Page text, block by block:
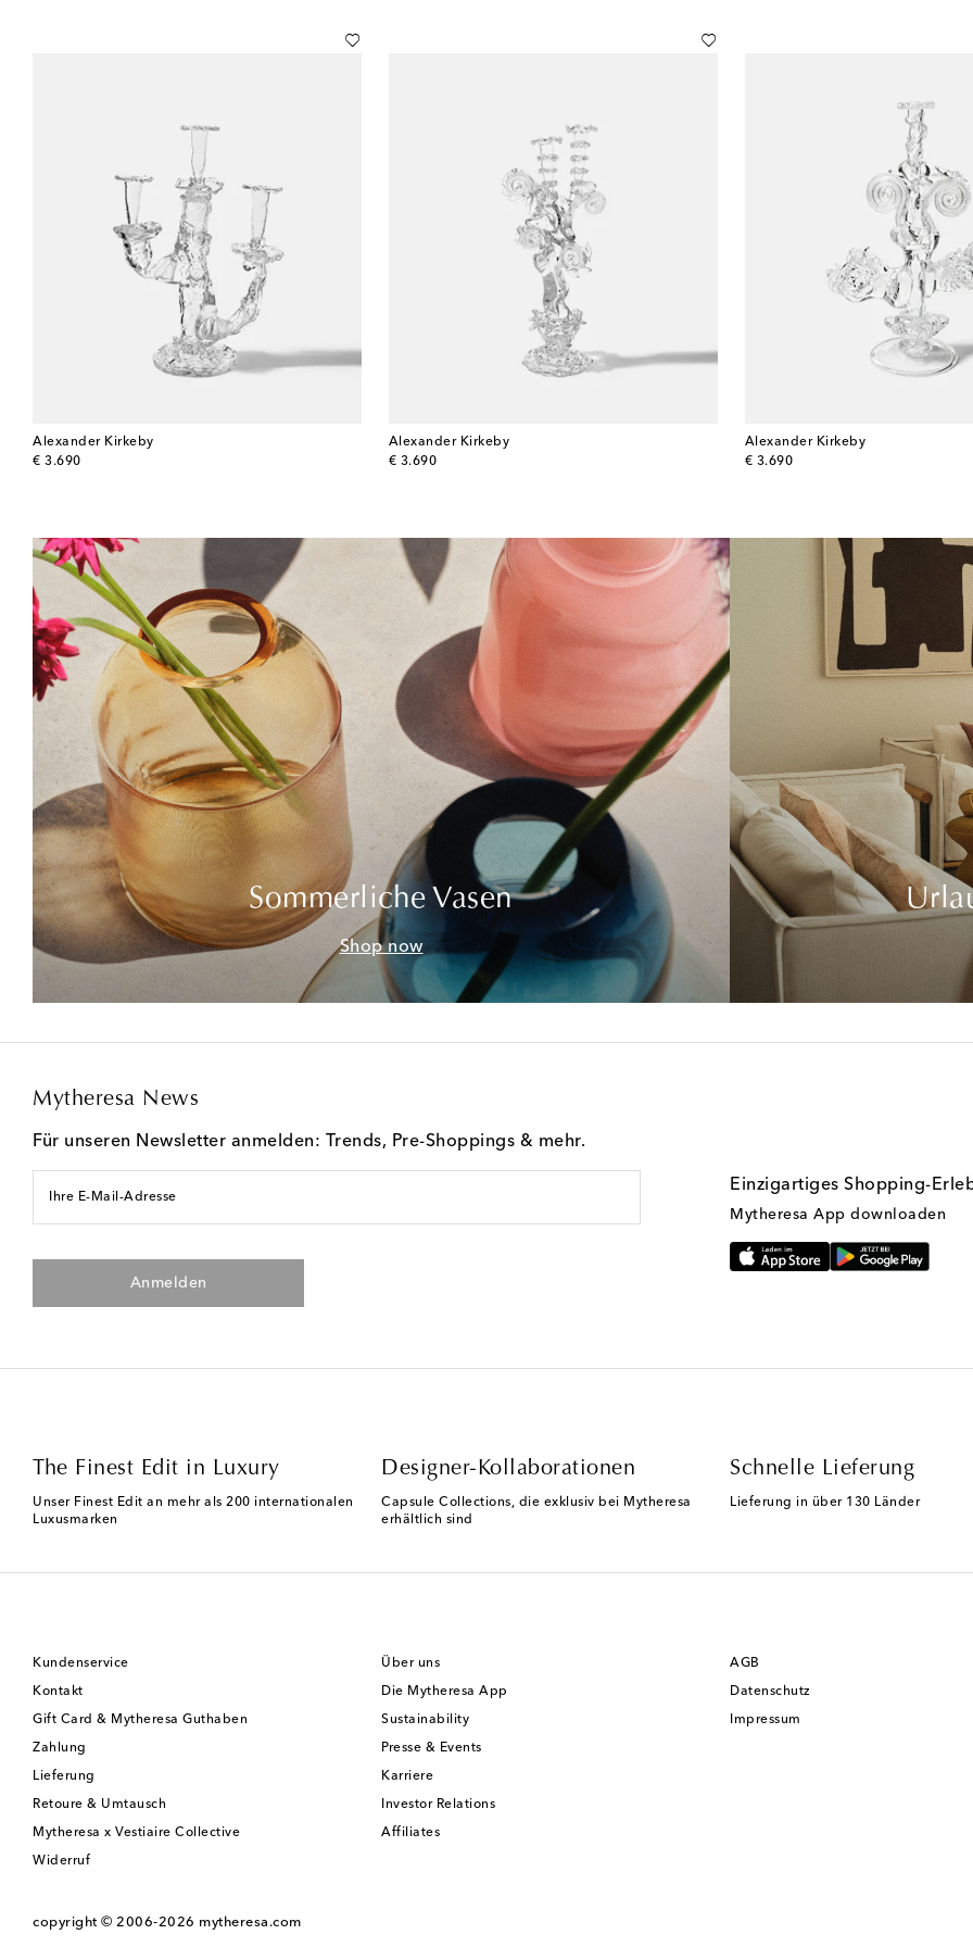
Alexander Kirkeby
€ 3.690
original price
Alexander Kirkeby
€ 3.690
original price
Alexander Kirkeby
€ 3.690
original price
Sommerliche Vasen
Shop now
Mytheresa News
Für unseren Newsletter anmelden: Trends, Pre-Shoppings & mehr.
Ihre E-Mail-Adresse
Anmelden
Einzigartiges Shopping-
Mytheresa App downloaden
The Finest Edit in Luxury
Unser Finest Edit an mehr als 200 internationalen
Luxusmarken
Designer-Kollaborationen
Capsule Collections, die exklusiv bei Mytheresa
erhältlich sind
Schnelle Lieferung
Lieferung in über 130 Länder
Kundenservice
Kontakt
Gift Card & Mytheresa Guthaben
Zahlung
Lieferung
Retoure & Umtausch
Mytheresa x Vestiaire Collective
Widerruf
Über uns
Die Mytheresa App
Sustainability
Presse & Events
Karriere
Investor Relations
Affiliates
AGB
Datenschutz
Impressum
copyright © 2006-2026 mytheresa.com